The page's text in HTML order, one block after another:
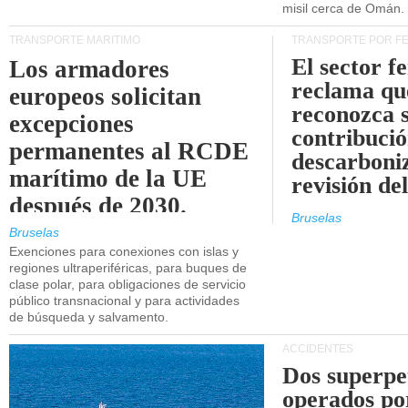
misil cerca de Omán.
TRANSPORTE MARÍTIMO
Los armadores
europeos solicitan
excepciones
permanentes al RCDE
marítimo de la UE
después de 2030.
Bruselas
Exenciones para conexiones con islas y
regiones ultraperiféricas, para buques de
clase polar, para obligaciones de servicio
público transnacional y para actividades
de búsqueda y salvamento.
TRANSPORTE POR
El sector
reclama
reconozca
revisión
Bruselas
ACCIDENTES
Dos
operados